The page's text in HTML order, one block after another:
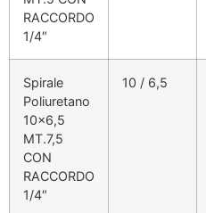
RACCORDO
1/4″
Spirale
Poliuretano
10×6,5
MT.7,5
CON
RACCORDO
1/4″
10 / 6,5